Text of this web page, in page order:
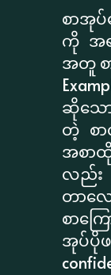
စာအုပ်
ကို အရ
အတူ
ဆိုသေ
တဲ့ စာ
အစာ
လည်း
တာလေ
စာကြ
အုပ်ပို